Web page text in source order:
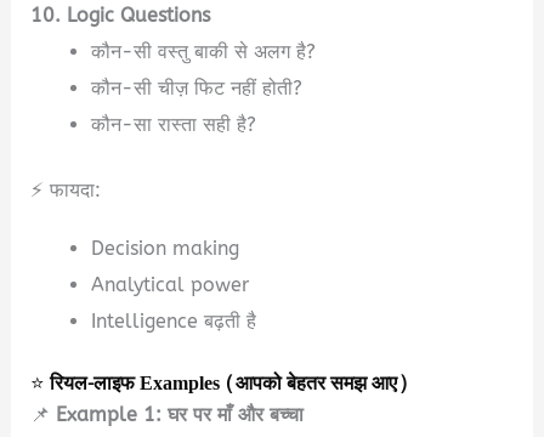
10. Logic Questions
कौन-सी वस्तु बाकी से अलग है?
कौन-सी चीज़ फिट नहीं होती?
कौन-सा रास्ता सही है?
⚡ फायदा:
Decision making
Analytical power
Intelligence बढ़ती है
⭐रियल-लाइफ Examples (आपको बेहतर समझ आए)
📌 Example 1: घर पर माँ और बच्चा